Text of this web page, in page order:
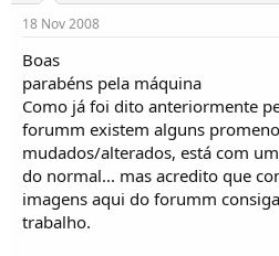
18 Nov 2008
Boas
parabéns pela máquina
Como já foi dito anteriormente
forumm existem alguns
mudados/alterados, está com
do normal... mas acredito que
imagens aqui do forumm
trabalho.